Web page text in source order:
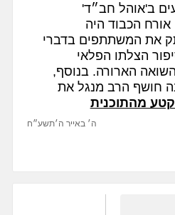
ב'אוהל חב״ד'
אורח הכבוד היה
את המשתתפים בדברי
הצלתו הפלאי
הארורה. בנוסף,
חושף הרב מנגל את
מהתוכנית
ה׳ באייר ה׳תשע״ח